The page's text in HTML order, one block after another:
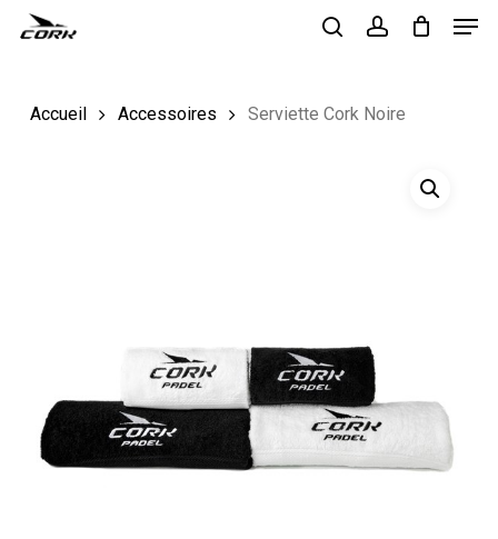
Skip
contentAccueil Accessoires Serviette Cork Noire